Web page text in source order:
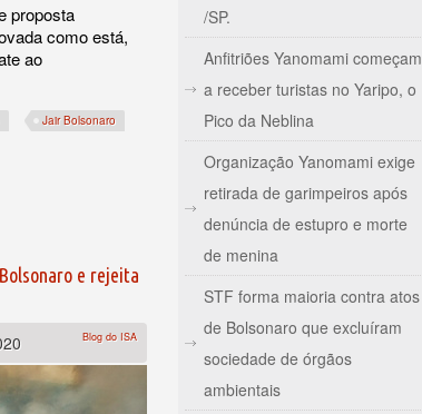
proposta
como está,
ao
Jair Bolsonaro
no orçamento de 2021 contra destruição da floresta
e rejeita
Blog do ISA
/SP.
Anfitriões Yanomami começam
a receber turistas no Yaripo, o
Pico da Neblina
Organização Yanomami exige
retirada de garimpeiros após
denúncia de estupro e morte
de menina
STF forma maioria contra atos
de Bolsonaro que excluíram
sociedade de órgãos
ambientais